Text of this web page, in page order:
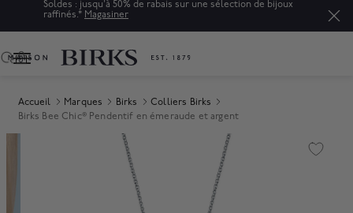
Soldes : jusqu'à 50% de rabais sur une sélection de bijoux
raffinés.* Magasiner
0
Accueil Marques Birks
Colliers Birks
Birks Bee Chic® Pendentif en émeraude et argent
Product Images